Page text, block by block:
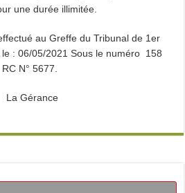
une durée illimitée.
au Greffe du Tribunal de 1er
le : 06/05/2021 Sous le numéro 158
RC N° 5677.
La Gérance